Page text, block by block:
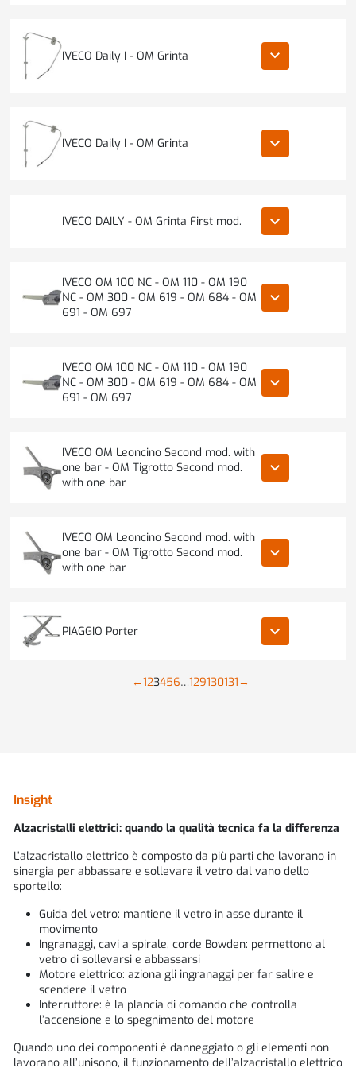
IVECO Daily I - OM Grinta keyboard_arrow_down
IVECO Daily I - OM Grinta keyboard_arrow_down
IVECO DAILY - OM Grinta First mod. keyboard_arrow_down
IVECO OM 100 NC - OM 110 - OM 190
NC - OM 300 - OM 619 - OM 684 - OM
691 - OM 697
keyboard_arrow_down
IVECO OM 100 NC - OM 110 - OM 190
NC - OM 300 - OM 619 - OM 684 - OM
691 - OM 697
keyboard_arrow_down
IVECO OM Leoncino Second mod. with
one bar - OM Tigrotto Second mod.
with one bar
keyboard_arrow_down
IVECO OM Leoncino Second mod. with
one bar - OM Tigrotto Second mod.
with one bar
keyboard_arrow_down
PIAGGIO Porter keyboard_arrow_down
←123456…129130131→
Insight
Alzacristalli elettrici: quando la qualità tecnica fa la differenza
L’alzacristallo elettrico è composto da più parti che lavorano in
sinergia per abbassare e sollevare il vetro dal vano dello
sportello:
Guida del vetro: mantiene il vetro in asse durante il
movimento
Ingranaggi, cavi a spirale, corde Bowden: permettono al
vetro di sollevarsi e abbassarsi
Motore elettrico: aziona gli ingranaggi per far salire e
scendere il vetro
Interruttore: è la plancia di comando che controlla
l’accensione e lo spegnimento del motore
Quando uno dei componenti è danneggiato o gli elementi non
lavorano all’unisono, il funzionamento dell’alzacristallo elettrico